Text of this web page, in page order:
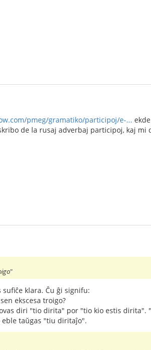
pmeg/gramatiko/participoj/e-...
de la rusaj adverbaj participoj, kaj
"
klara. Ĉu ĝi signifu:
ekscesa troigo?
diri "tio dirita" por "tio kio estis
taŭgas "tiu diritaĵo".